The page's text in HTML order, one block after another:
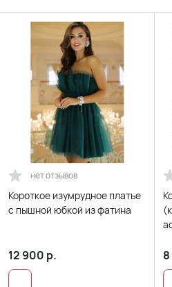
нет отзывов
Короткое изумрудное платье
с пышной юбкой из фатина
12 900 р.